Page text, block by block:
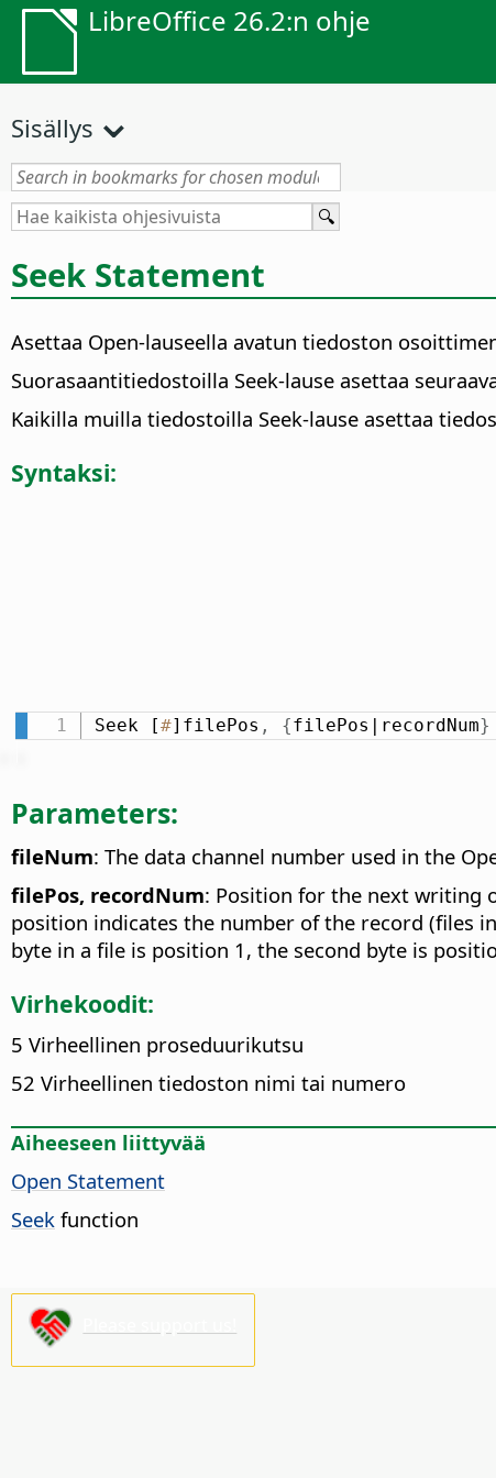
LibreOffice 26.2:n ohje
Sisällys
Seek Statement
Asettaa Open-lauseella avatun tiedoston
Suorasaantitiedostoilla Seek-lause asettaa
Kaikilla muilla tiedostoilla Seek-lause asettaa
Syntaksi:
Seek [#]filePos , {filePos|recordNum}
Parameters:
fileNum: The data channel number used in the
filePos, recordNum: Position for the next writing
position indicates the number of the record (files
byte in a file is position 1, the second byte is
Virhekoodit:
5 Virheellinen proseduurikutsu
52 Virheellinen tiedoston nimi tai numero
Aiheeseen liittyvää
Open Statement
Seek function